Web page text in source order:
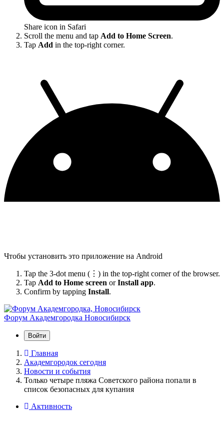
Share icon in Safari
Scroll the menu and tap Add to Home Screen.
Tap Add in the top-right corner.
Чтобы установить это приложение на Android
Tap the 3-dot menu (⋮) in the top-right corner of the browser.
Tap Add to Home screen orInstall app.
Confirm by tapping Install.
Форум Академгородка Новосибирск
Войти
Главная
Академгородок сегодня
Новости и события
Только четыре пляжа Советского района попали в
список безопасных для купания
Активность